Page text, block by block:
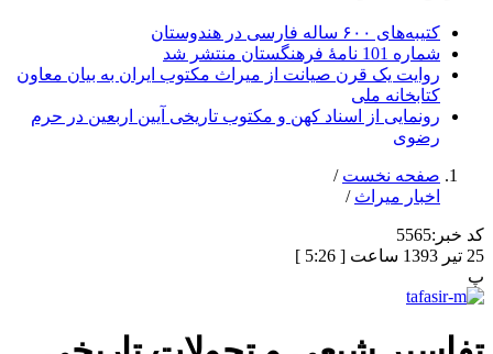
کتیبه‌های ۶۰۰ ساله فارسی در هندوستان
شماره 101 نامۀ فرهنگستان منتشر شد
روایت یک قرن صیانت از میراث مکتوب ایران به بیان معاون
کتابخانه ملی
رونمایی از اسناد کهن و مکتوب تاریخی آیین اربعین در حرم
رضوی
صفحه نخست /
اخبار میراث /
کد خبر:5565
25 تیر 1393 ساعت [ 5:26 ]
پ